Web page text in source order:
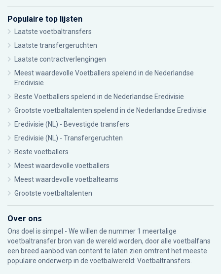
Populaire top lijsten
Laatste voetbaltransfers
Laatste transfergeruchten
Laatste contractverlengingen
Meest waardevolle Voetballers spelend in de Nederlandse
Eredivisie
Beste Voetballers spelend in de Nederlandse Eredivisie
Grootste voetbaltalenten spelend in de Nederlandse Eredivisie
Eredivisie (NL) - Bevestigde transfers
Eredivisie (NL) - Transfergeruchten
Beste voetballers
Meest waardevolle voetballers
Meest waardevolle voetbalteams
Grootste voetbaltalenten
Over ons
Ons doel is simpel - We willen de nummer 1 meertalige
voetbaltransfer bron van de wereld worden, door alle voetbalfans
een breed aanbod van content te laten zien omtrent het meeste
populaire onderwerp in de voetbalwereld: Voetbaltransfers.